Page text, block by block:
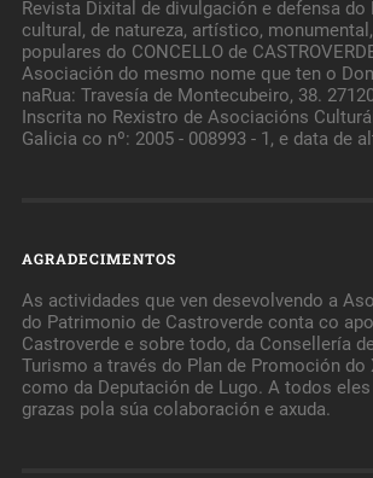
Revista Dixital de divulgación e defensa do
cultural, de natureza, artístico,
populares do CONCELLO de
Asociación do mesmo nome que ten o
naRua: Travesía de Montecubeiro, 38.
Inscrita no Rexistro de Asociacións
Galicia co nº: 2005 - 008993 - 1, e data de
AGRADECIMENTOS
As actividades que ven desevolvendo a
do Patrimonio de Castroverde conta co
Castroverde e sobre todo, da Consellería
Turismo a través do Plan de Promoción do
como da Deputación de Lugo. A todos
grazas pola súa colaboración e axuda.